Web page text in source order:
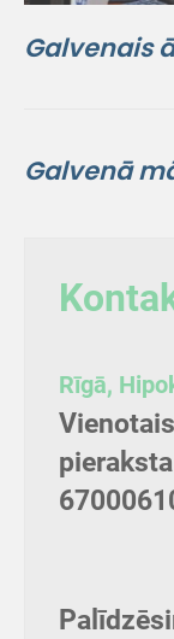
Galvenais
Galvenā
Rīgā,